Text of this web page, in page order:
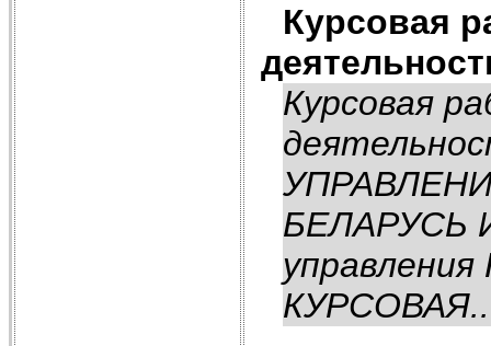
Курсовая
Курсовая
БЕЛАРУСЬ